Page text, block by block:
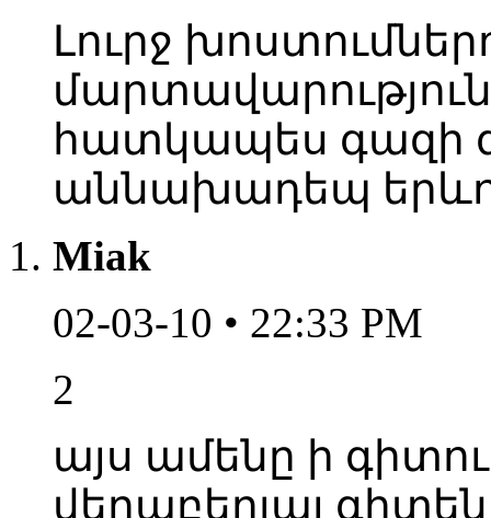
Լուրջ
հատկապես գազի
աննախադեպ
Miak
02-03-10 • 22:33 PM
2
այս ամենը ի
վերաբերյալ